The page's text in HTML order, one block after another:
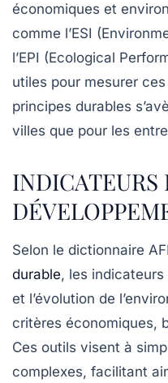
économiques et
comme l’ESI
l’EPI (Ecological
utiles pour mesurer
principes durables
villes que pour les
INDICATEURS
Selon le dictionnaire
durable, les indicateurs
et l’évolution de
critères économiques,
Ces outils visent à
complexes, facilitant